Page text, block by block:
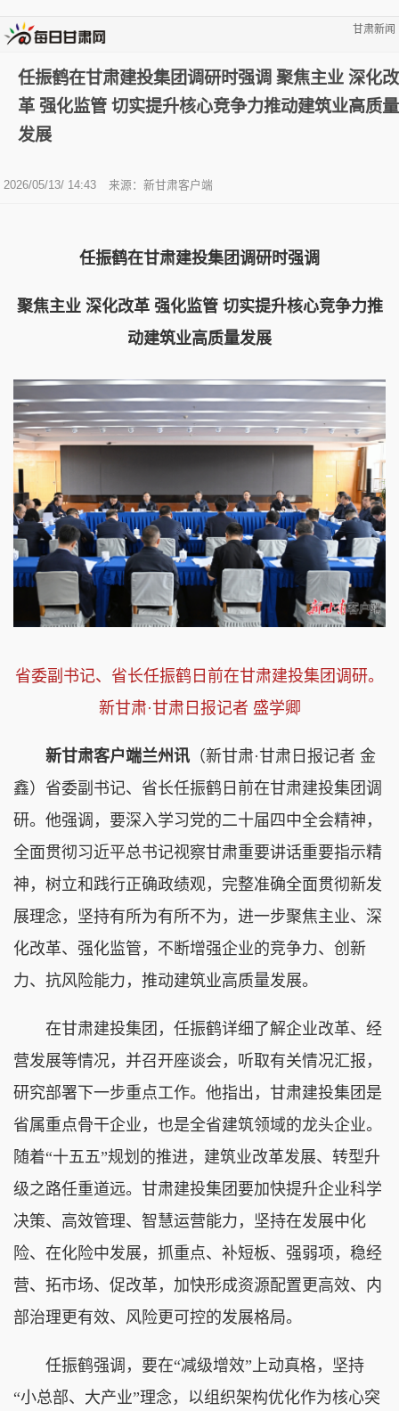
甘肃新闻
任振鹤在甘肃建投集团调研时强调 聚焦主业 深化改
革 强化监管 切实提升核心竞争力推动建筑业高质量
发展
2026/05/13/ 14:43 来源：新甘肃客户端
任振鹤在甘肃建投集团调研时强调
聚焦主业 深化改革 强化监管 切实提升核心竞争力推
动建筑业高质量发展
省委副书记、省长任振鹤日前在甘肃建投集团调研。
新甘肃·甘肃日报记者 盛学卿
新甘肃客户端兰州讯 （新甘肃·甘肃日报记者 金
鑫）省委副书记、省长任振鹤日前在甘肃建投集团调
研。他强调，要深入学习党的二十届四中全会精神，
全面贯彻习近平总书记视察甘肃重要讲话重要指示精
神，树立和践行正确政绩观，完整准确全面贯彻新发
展理念，坚持有所为有所不为，进一步聚焦主业、深
化改革、强化监管，不断增强企业的竞争力、创新
力、抗风险能力，推动建筑业高质量发展。
在甘肃建投集团，任振鹤详细了解企业改革、经
营发展等情况，并召开座谈会，听取有关情况汇报，
研究部署下一步重点工作。他指出，甘肃建投集团是
省属重点骨干企业，也是全省建筑领域的龙头企业。
随着“十五五”规划的推进，建筑业改革发展、转型升
级之路任重道远。甘肃建投集团要加快提升企业科学
决策、高效管理、智慧运营能力，坚持在发展中化
险、在化险中发展，抓重点、补短板、强弱项，稳经
营、拓市场、促改革，加快形成资源配置更高效、内
部治理更有效、风险更可控的发展格局。
任振鹤强调，要在“减级增效”上动真格，坚持
“小总部、大产业”理念，以组织架构优化作为核心突